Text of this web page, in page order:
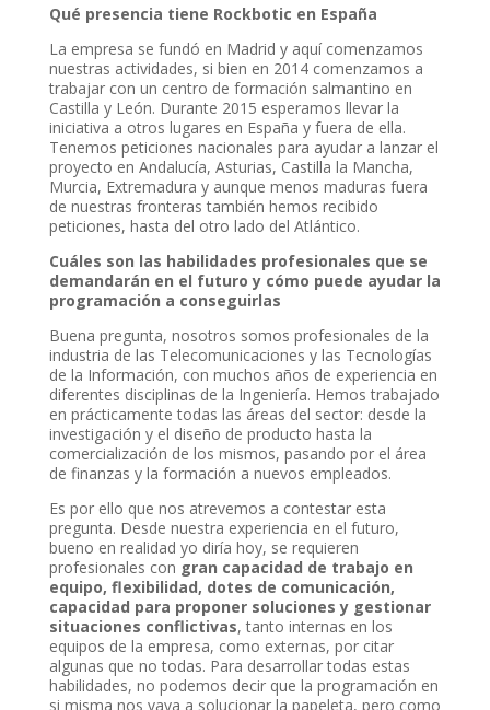
Qué presencia tiene Rockbotic en España
La empresa se fundó en Madrid y aquí comenzamos
nuestras actividades, si bien en 2014 comenzamos a
trabajar con un centro de formación salmantino en
Castilla y León. Durante 2015 esperamos llevar la
iniciativa a otros lugares en España y fuera de ella.
Tenemos peticiones nacionales para ayudar a lanzar el
proyecto en Andalucía, Asturias, Castilla la Mancha,
Murcia, Extremadura y aunque menos maduras fuera
de nuestras fronteras también hemos recibido
peticiones, hasta del otro lado del Atlántico.
Cuáles son las habilidades profesionales que se
demandarán en el futuro y cómo puede ayudar la
programación a conseguirlas
Buena pregunta, nosotros somos profesionales de la
industria de las Telecomunicaciones y las Tecnologías
de la Información, con muchos años de experiencia en
diferentes disciplinas de la Ingeniería. Hemos trabajado
en prácticamente todas las áreas del sector: desde la
investigación y el diseño de producto hasta la
comercialización de los mismos, pasando por el área
de finanzas y la formación a nuevos empleados.
Es por ello que nos atrevemos a contestar esta
pregunta. Desde nuestra experiencia en el futuro,
bueno en realidad yo diría hoy, se requieren
profesionales con gran capacidad de trabajo en
equipo, flexibilidad, dotes de comunicación,
capacidad para proponer soluciones y gestionar
situaciones conflictivas, tanto internas en los
equipos de la empresa, como externas, por citar
algunas que no todas. Para desarrollar todas estas
habilidades, no podemos decir que la programación en
si misma nos vaya a solucionar la papeleta, pero como